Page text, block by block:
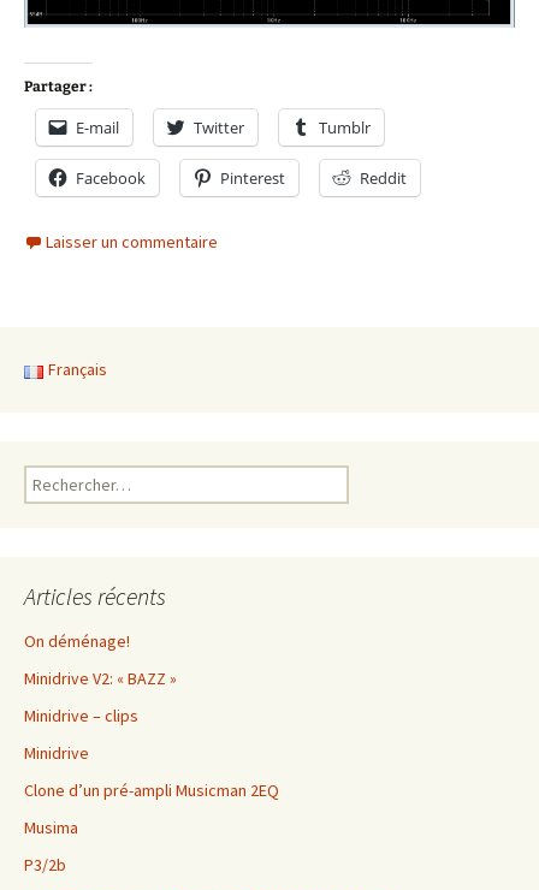
Partager :
E-mail Twitter Tumblr
Facebook Pinterest Reddit
Laisser un commentaire
Français
Rechercher :
Articles récents
On déménage!
Minidrive V2: « BAZZ »
Minidrive – clips
Minidrive
Clone d’un pré-ampli Musicman 2EQ
Musima
P3/2b